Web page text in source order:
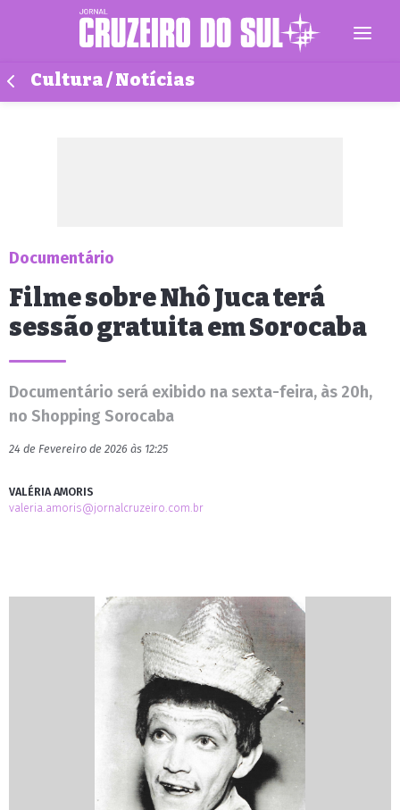
Cultura / Notícias
Documentário
Filme sobre Nhô Juca terá
sessão gratuita em Sorocaba
Documentário será exibido na sexta-feira, às 20h,
no Shopping Sorocaba
24 de Fevereiro de 2026 às 12:25
VALÉRIA AMORIS
valeria.amoris@jornalcruzeiro.com.br